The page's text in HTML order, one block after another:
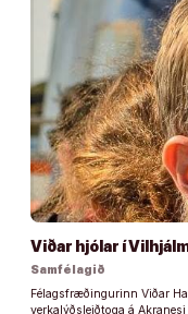
Viðar hjólar í
Samfélagið
Félagsfræðingurinn Viðar
verkalýðsleiðtoga á